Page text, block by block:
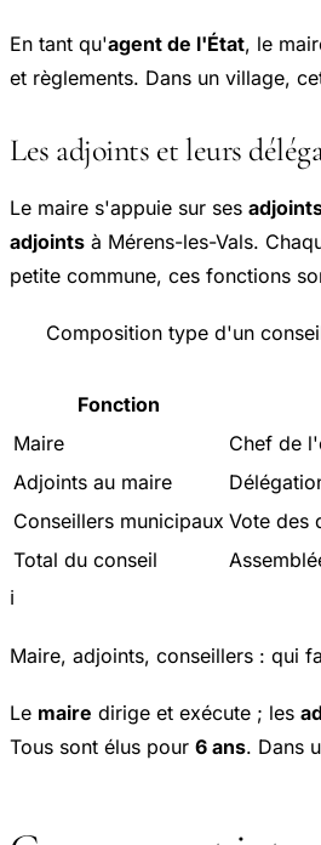
En tant qu'agent de l'État, le
et règlements. Dans un village,
Les adjoints et leurs
Le maire s'appuie sur ses
adjoints à Mérens-les-Vals.
petite commune, ces fonctions
Composition type d'un
Fonction
Maire
Chef de
Adjoints au maire
Conseillers municipaux Vote des
Total du conseil
ℹ️
Maire, adjoints, conseillers : qui
Le maire dirige et exécute ; les
Tous sont élus pour 6 ans. Dans